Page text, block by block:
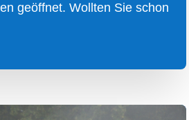
geöffnet. Wollten Sie schon